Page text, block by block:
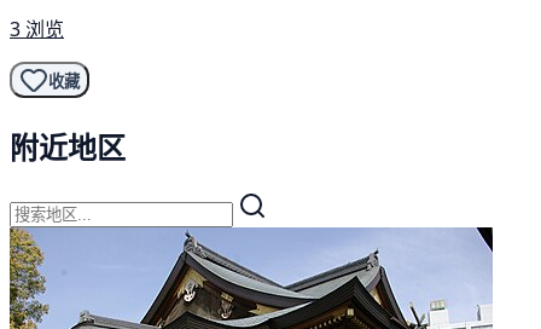
3 浏览
收藏
附近地区